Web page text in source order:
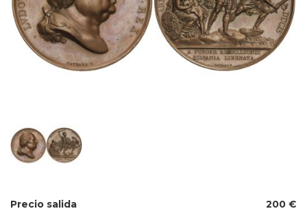
Precio salida
200 €